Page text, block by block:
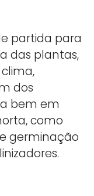
partida para
das plantas,
dos
bem em
como
germinação